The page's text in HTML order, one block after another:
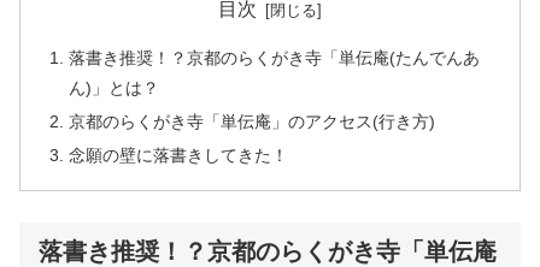
目次
落書き推奨！？京都のらくがき寺「単伝庵(たんでんあ
ん)」とは？
京都のらくがき寺「単伝庵」のアクセス(行き方)
念願の壁に落書きしてきた！
落書き推奨！？京都のらくがき寺「単伝庵